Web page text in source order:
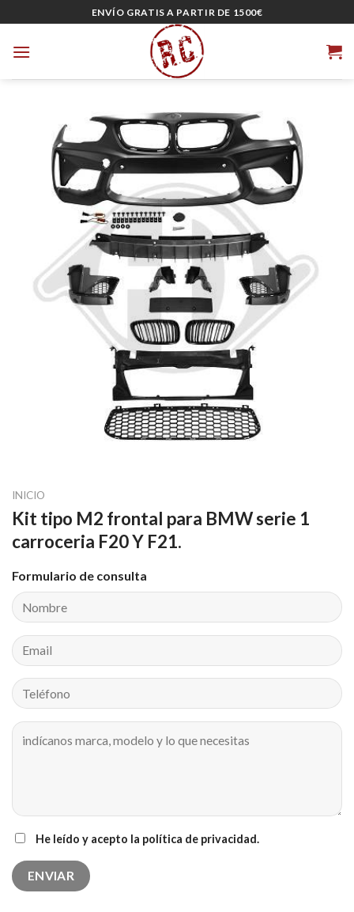
content
ENVÍO GRATIS A PARTIR DE 1500€
INICIO
Kit tipo M2 frontal para BMW serie 1
carroceria F20 Y F21.
Formulario de consulta
He leído y acepto la política de privacidad.